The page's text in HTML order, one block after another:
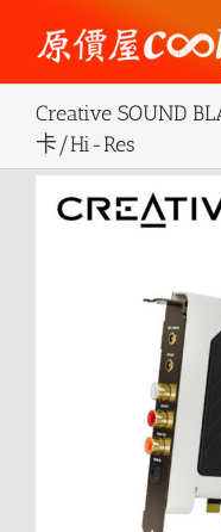
content
Creative SOUND
卡/Hi-Res
View
Larger